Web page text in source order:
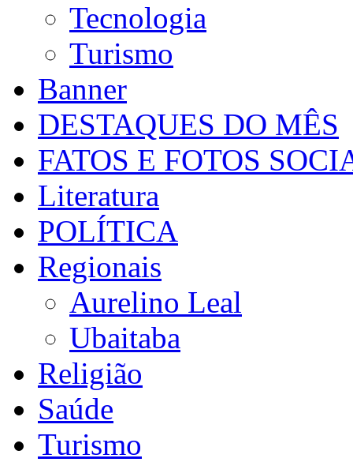
Tecnologia
Turismo
Banner
DESTAQUES DO MÊS
FATOS E FOTOS
Literatura
POLÍTICA
Regionais
Aurelino Leal
Ubaitaba
Religião
Saúde
Turismo